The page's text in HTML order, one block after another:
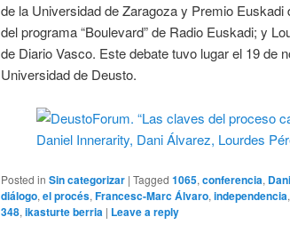
de la Universidad de Zaragoza y Premio
del programa “Boulevard” de Radio Euskadi; y
de Diario Vasco. Este debate tuvo lugar el 19 de
Universidad de Deusto.
Posted in Sin categorizar | Tagged 1065, conferencia,
diálogo, el procés, Francesc-Marc Álvaro, independencia,
348, ikasturte berria | Leave a reply